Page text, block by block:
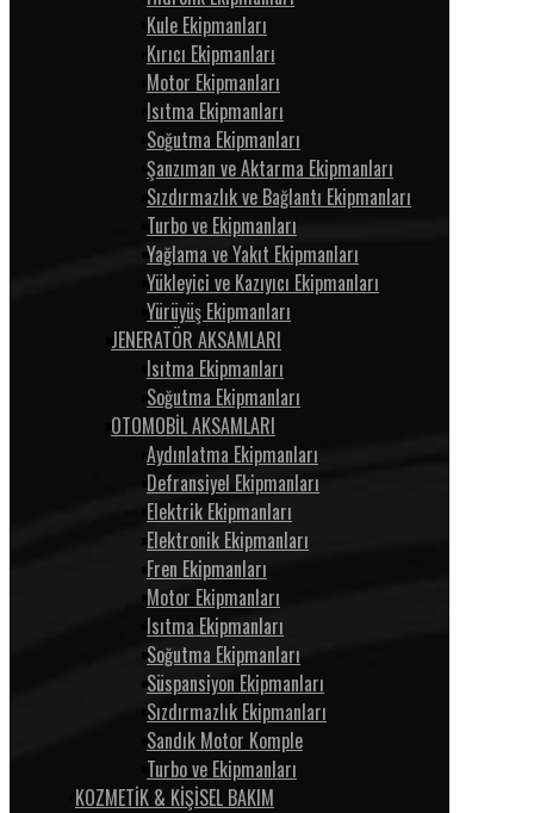
Kule Ekipmanları
Kırıcı Ekipmanları
Motor Ekipmanları
Isıtma Ekipmanları
Soğutma Ekipmanları
Şanzıman ve Aktarma Ekipmanları
Sızdırmazlık ve Bağlantı Ekipmanları
Turbo ve Ekipmanları
Yağlama ve Yakıt Ekipmanları
Yükleyici ve Kazıyıcı Ekipmanları
Yürüyüş Ekipmanları
JENERATÖR AKSAMLARI
Isıtma Ekipmanları
Soğutma Ekipmanları
OTOMOBİL AKSAMLARI
Aydınlatma Ekipmanları
Defransiyel Ekipmanları
Elektrik Ekipmanları
Elektronik Ekipmanları
Fren Ekipmanları
Motor Ekipmanları
Isıtma Ekipmanları
Soğutma Ekipmanları
Süspansiyon Ekipmanları
Sızdırmazlık Ekipmanları
Sandık Motor Komple
Turbo ve Ekipmanları
KOZMETİK & KİŞİSEL BAKIM